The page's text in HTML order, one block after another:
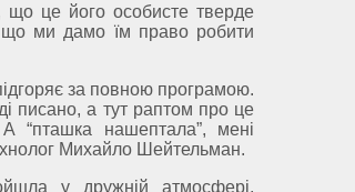
що це його особисте тверде
що ми дамо їм право робити
за повною програмою.
писано, а тут раптом про це
“пташка нашептала”, мені
Михайло Шейтельман.
у дружній атмосфері,